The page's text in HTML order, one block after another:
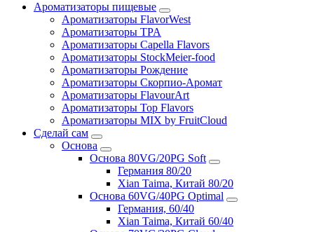
Ароматизаторы пищевые
Ароматизаторы FlavorWest
Ароматизаторы TPA
Ароматизаторы Capella Flavors
Ароматизаторы StockMeier-food
Ароматизаторы Рождение
Ароматизаторы Скорпио-Аромат
Ароматизаторы FlavourArt
Ароматизаторы Top Flavors
Ароматизаторы MIX by FruitCloud
Сделай сам
Основа
Основа 80VG/20PG Soft
Германия 80/20
Xian Taima, Китай 80/20
Основа 60VG/40PG Optimal
Германия, 60/40
Xian Taima, Китай 60/40